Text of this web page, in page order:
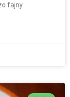
fajny